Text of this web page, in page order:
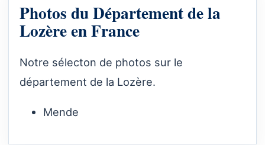
Photos du Département de la
Lozère en France
Notre sélecton de photos sur le
département de la Lozère.
Mende